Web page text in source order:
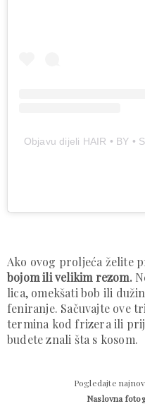
Objavu dijeli HAIR • BY •
Ako ovog proljeća želite
bojom ili velikim rezom.
lica, omekšati bob ili
feniranje. Sačuvajte ove
termina kod frizera ili
budete znali šta s kosom.
Pogledajte
Naslovna